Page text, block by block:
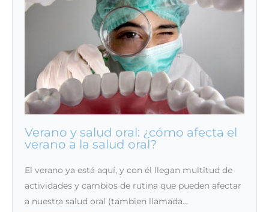
Verano y salud oral: ¿cómo afecta el
verano a la salud oral?
El verano ya está aquí, y con él llegan multitud de
actividades y cambios de rutina que pueden afectar
a nuestra salud oral (tambien llamada…